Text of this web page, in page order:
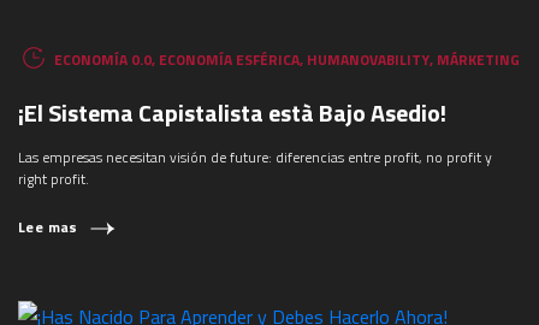
ECONOMÍA 0.0, ECONOMÍA ESFÉRICA, HUMANOVABILITY, MÁRKETING
¡El Sistema Capistalista està Bajo Asedio!
Las empresas necesitan visión de future: diferencias entre profit, no profit y
right profit.
Lee mas